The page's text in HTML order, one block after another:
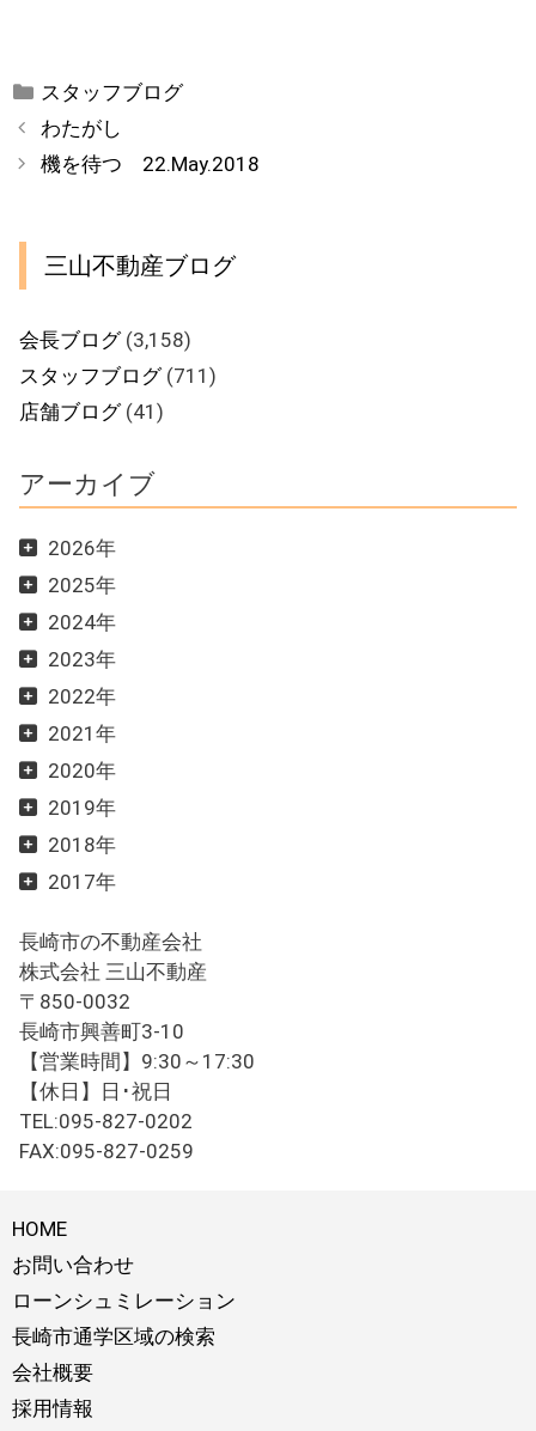
カ
テ
リ
スタッフブログ
わたがし
機を待つ 22.May.2018
三山不動産ブログ
会長ブログ(3,158)
スタッフブログ(711)
店舗ブログ(41)
アーカイブ
2026年
2025年
2024年
2023年
2022年
2021年
2020年
2019年
2018年
2017年
長崎市の不動産会社
株式会社 三山不動産
〒850-0032
長崎市興善町3-10
【営業時間】9:30～17:30
【休日】日･祝日
TEL:095-827-0202
FAX:095-827-0259
HOME
お問い合わせ
ローンシュミレーション
長崎市通学区域の検索
会社概要
採用情報